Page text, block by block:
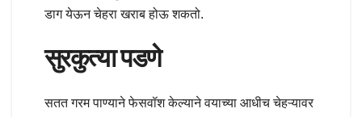
डाग येऊन चेहरा खराब होऊ शकतो.
सुरकुत्या पडणे
सतत गरम पाण्याने फेसवॉश केल्याने वयाच्या आधीच चेहऱ्यावर